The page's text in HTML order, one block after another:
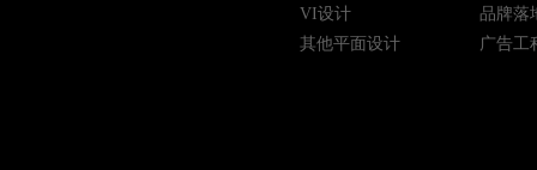
VI设计
其他平面设计
品牌落
广告工